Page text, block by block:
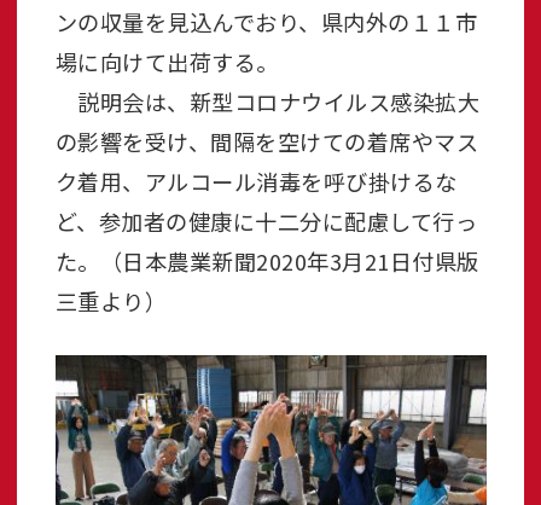
ンの収量を見込んでおり、県内外の１１市
場に向けて出荷する。
説明会は、新型コロナウイルス感染拡大
の影響を受け、間隔を空けての着席やマス
ク着用、アルコール消毒を呼び掛けるな
ど、参加者の健康に十二分に配慮して行っ
た。（日本農業新聞2020年3月21日付県版
三重より）